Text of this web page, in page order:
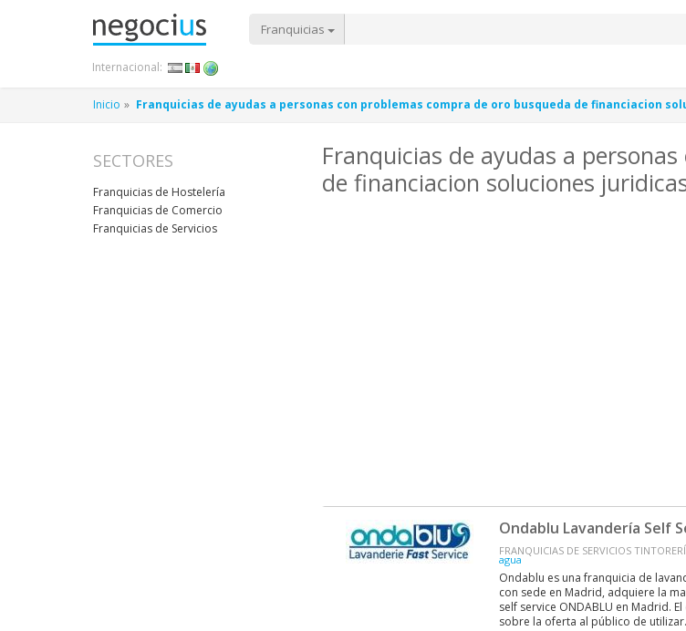
Franquicias
Internacional:
Inicio Franquicias de ayudas a personas con problemas compra de oro busqueda de financiacion
Franquicias de ayudas a
de financiacion soluciones
Ondablu Lavandería Self
FRANQUICIAS DE SERVICIOS
agua
Ondablu es una franquicia de
con sede en Madrid, adquiere la
self service ONDABLU en Madrid.
sobre la oferta al público de
SECTORES
Franquicias de Hostelería
Franquicias de Comercio
Franquicias de Servicios